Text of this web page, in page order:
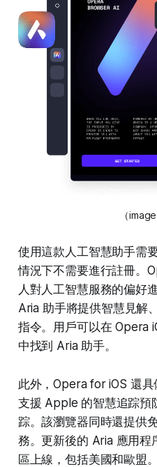
（
使用這款人工智慧助手需
情況下不需要進行註冊。
人對人工智慧服務的偏好
Aria 助手將提供智慧見解
指令。用戶可以在 Opera
中找到 Aria 助手。
此外，Opera for iOS 還
支援 Apple 的智慧追踪預
踪。該瀏覽器同時還提供
務。更新後的 Aria 應用程
區上線，包括美國和歐盟。